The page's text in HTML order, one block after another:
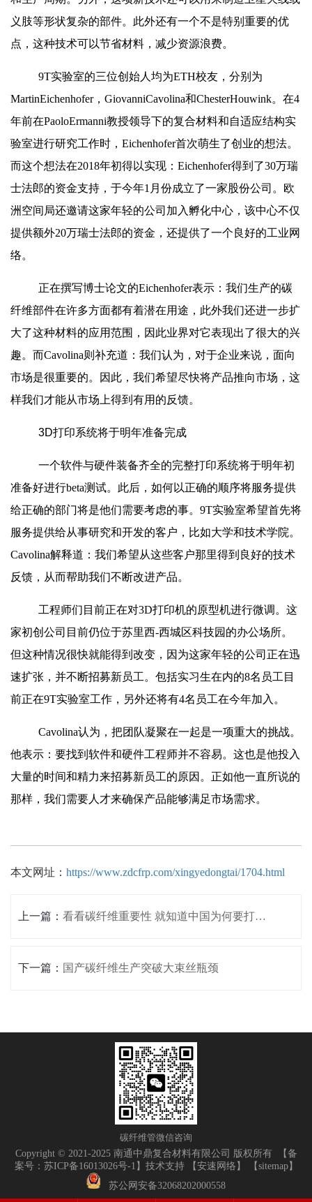
义肢等形状复杂的部件。此外还有一个不是特别重要的优
点，这种技术可以节省材料，减少资源浪费。
9T实验室的三位创始人均为ETH校友，分别为
MartinEichenhofer，GiovanniCavolina和ChesterHouwink。在4
年前在PaoloErmanni教授领导下的复合材料和自适应结构实
验室进行研究工作时，Eichenhofer首次萌生了创业的想法。
而这个想法在2018年初得以实现：Eichenhofer得到了30万瑞
士法郎的资金支持，于今年1月份成立了一家股份公司。欧
洲空间局还邀请这家年轻的公司加入孵化中心，该中心不仅
提供额外20万瑞士法郎的资金，还提供了一个良好的工业网
络。
正在撰写博士论文的Eichenhofer表示：我们生产的碳
纤维部件在许多方面都有着潜在用途，此外我们还进一步扩
大了这种材料的应用范围，因此业界对它表现出了很大的兴
趣。而Cavolina则补充道：我们认为，对于企业来说，面向
市场是很重要的。因此，我们希望尽快将产品推向市场，这
样我们才能从市场上得到有用的反馈。
3D打印系统将于明年准备完成
一个软件与硬件装备齐全的完整打印系统将于明年初
准备好进行beta测试。此后，如何以正确的顺序将服务提供
给正确的部门将是他们需要考虑的事。9T实验室希望首先将
服务提供给从事研究和开发的客户，比如大学和技术学院。
Cavolina解释道：我们希望从这些客户那里得到良好的技术
反馈，从而帮助我们不断改进产品。
工程师们目前正在对3D打印机的原型机进行微调。这
家初创公司目前仍位于苏里西-西城区科技园的办公场所。
但这种情况很快就能得到改变，因为这家年轻的公司正在迅
速扩张，并不断招募新员工。包括实习生在内的8名员工目
前正在9T实验室工作，另外还将有4名员工在今年加入。
Cavolina认为，把团队凝聚在一起是一项重大的挑战。
他表示：要找到软件和硬件工程师并不容易。这也是他投入
大量的时间和精力来招募新员工的原因。正如他一直所说的
那样，我们需要人才来确保产品能够满足市场需求。
本文网址： https://www.zdcfrp.com/xingyedongtai/1704.html
上一篇： 看看碳纤维重要性 就知道中国为何要打破日本技
下一篇： 国产碳纤维生产突破大束丝瓶颈
碳纤维管微信咨询
Copyright © 2021-2025 南通中鼎复合材料有限公司 版权所有 【备
案号：苏ICP备16013026号-1 】技术支持 【安速网络 】 【sitemap】
苏公网安备32068202000558